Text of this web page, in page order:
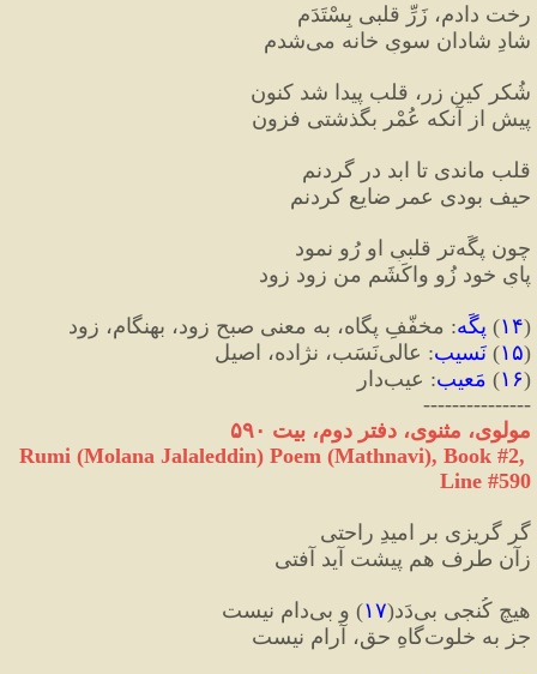
رخت دادم، زَرِّ قلبی بِسْتَدَم
شادِ شادان سویِ خانه می‌شدم
شُکر کین زر، قلب پیدا شد کنون
پیش از آنکه عُمْر بگذشتی فزون
قلب ماندی تا ابد در گردنم
حیف بودی عمر ضایع کردنم
چون پگَه‌تر قلبیِ او رُو نمود
پایِ خود زُو واکَشَم من زود زود
(۱۴) پگَه: مخفّفِ پگاه، به معنی صبحِ زود، بهنگام، زود
(۱۵) نَسیب: عالی‌نَسَب، نژاده، اصیل
(۱۶) مَعیب: عیب‌دار
---------------
مولوی، مثنوی، دفتر دوم، بیت ۵۹۰
Rumi (Molana Jalaleddin) Poem (Mathnavi), Book #2,
Line #590
گر گریزی بر امیدِ راحتی
زآن طرف هم پیشت آید آفتی
هیچ کُنجی بی‌دَد (۱۷) و بی‌دام نیست
جز به خلوت‌گاهِ حق، آرام نیست